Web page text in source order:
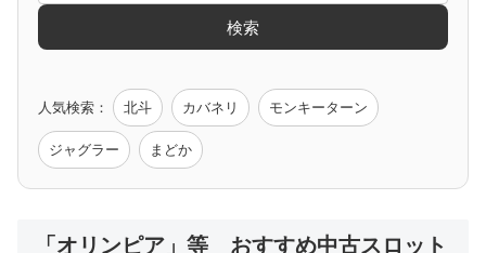
モンハン バイオ ペルソナ
検索
人気検索： 北斗 カバネリ モンキーターン
ジャグラー まどか
「オリンピア」等 おすすめ中古スロット